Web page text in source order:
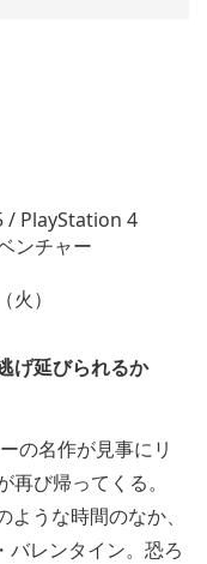
/ PlayStation 4
ンチャー
）
げ延びられるか
の名作が見事にリ
び帰ってくる。
ような時間のなか、
バレンタイン。恐ろ